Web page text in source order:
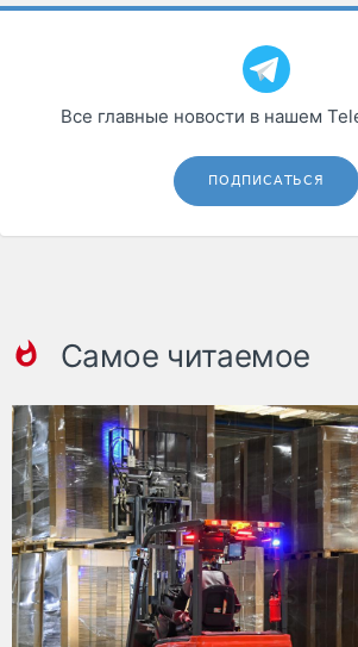
Все главные новости в нашем
ПОДПИСАТЬСЯ
Самое читаемое